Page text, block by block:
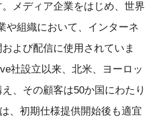
メディア企業をはじめ、世界
や組織において、インターネ
よび配信に使用されていま
社設立以来、北米、ヨーロッ
、その顧客は50か国にわたり
、初期仕様提供開始後も適宜